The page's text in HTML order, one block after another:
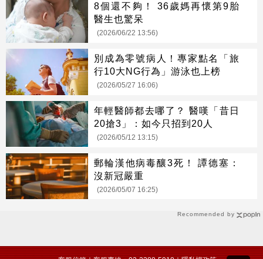
Recommended by
8個還不夠！ 36歲媽再懷第9胎
醫生也驚呆
(2026/06/22 13:56)
別成為零號病人！專家點名「旅
行10大NG行為」游泳也上榜
(2026/05/27 16:06)
年輕醫師都去哪了？ 醫嘆「昔日
20搶3」：如今只招到20人
(2026/05/12 13:15)
郵輪漢他病毒釀3死！ 譚德塞：
沒新冠嚴重
(2026/05/07 16:25)